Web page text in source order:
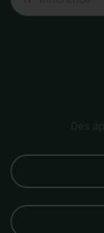
Des